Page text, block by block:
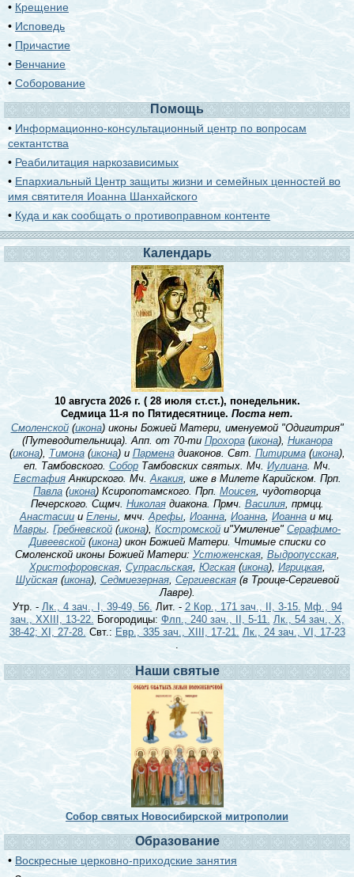
• Крещение
• Исповедь
• Причастие
• Венчание
•Соборование
Помощь
• Информационно-консультационный центр по вопросам
сектантства
• Реабилитация наркозависимых
• Епархиальный Центр защиты жизни и семейных ценностей во
имя святителя Иоанна Шанхайского
• Куда и как сообщать о противоправном контенте
Календарь
10 августа 2026 г. ( 28 июля ст.ст.), понедельник.
Седмица 11-я по Пятидесятнице. Поста нет.
Смоленской(икона) иконы Божией Матери, именуемой "Одигитрия"
(Путеводительница). Апп. от 70-ти Прохора(икона), Никанора
(икона), Тимона(икона) и Парменадиаконов. Свт. Питирима(икона),
еп. Тамбовского. СоборТамбовских святых. Мч. Иулиана. Мч.
ЕвстафияАнкирского. Мч.Акакия, иже в Милете Карийском. Прп.
Павла (икона) Ксиропотамского. Прп. Моисея, чудотворца
Печерского. Сщмч. Николаядиакона. Прмч.Василия, прмцц.
Анастасиии Елены, мчч.Арефы, Иоанна,Иоанна, Иоанна и мц.
Мавры. Гребневской (икона), Костромской и"Умиление" Серафимо-
Дивеевской(икона) икон Божией Матери. Чтимые списки со
Смоленской иконы Божией Матери:Устюженская, Выдропусская,
Христофоровская, Супрасльская, Югская(икона), Игрицкая,
Шуйская(икона), Седмиезерная, Сергиевская(в Троице-Сергиевой
Лавре).
Утр. - Лк., 4 зач., I, 39-49, 56. Лит. - 2 Кор., 171 зач., II, 3-15. Мф., 94
зач., XXIII, 13-22. Богородицы: Флп., 240 зач., II, 5-11. Лк., 54 зач., X,
38-42; XI, 27-28. Свт.: Евр., 335 зач., XIII, 17-21. Лк., 24 зач., VI, 17-23
.
Наши святые
Собор святых Новосибирской митрополии
Образование
• Воскресные церковно-приходские занятия